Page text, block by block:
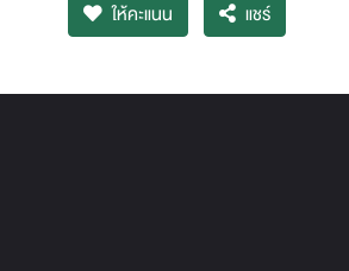
ให้คะแนน แชร์